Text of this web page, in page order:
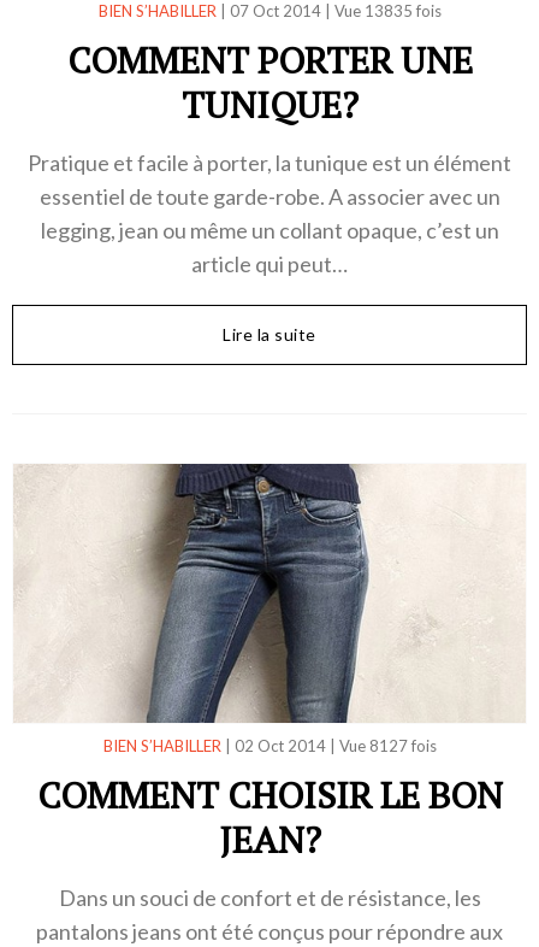
BIEN S’HABILLER| 07 Oct 2014| Vue 13835 fois
COMMENT PORTER UNE
TUNIQUE?
Pratique et facile à porter, la tunique est un élément
essentiel de toute garde-robe. A associer avec un
legging, jean ou même un collant opaque, c’est un
article qui peut…
Lire la suite
BIEN S’HABILLER| 02 Oct 2014| Vue 8127 fois
COMMENT CHOISIR LE BON
JEAN?
Dans un souci de confort et de résistance, les
pantalons jeans ont été conçus pour répondre aux